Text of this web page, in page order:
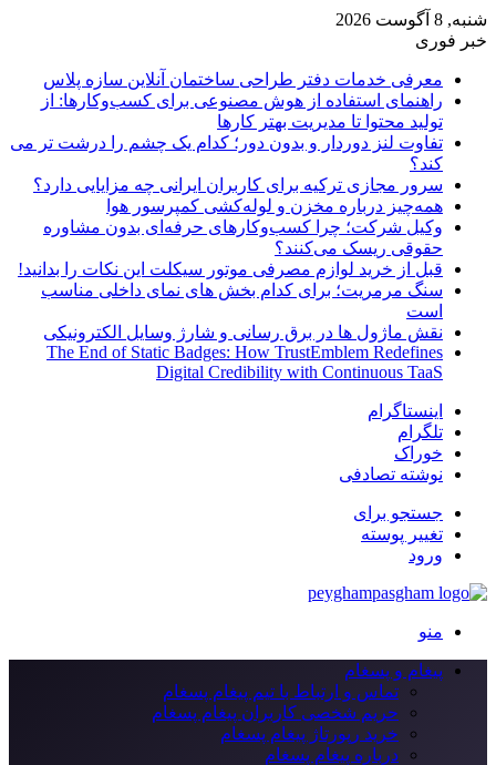
شنبه, 8 آگوست 2026
خبر فوری
معرفی خدمات دفتر طراحی ساختمان آنلاین سازه پلاس
راهنمای استفاده از هوش مصنوعی برای کسب‌وکارها: از
تولید محتوا تا مدیریت بهتر کارها
تفاوت لنز دوردار و بدون دور؛ کدام یک چشم را درشت تر می
کند؟
سرور مجازی ترکیه برای کاربران ایرانی چه مزایایی دارد؟
همه‌چیز درباره مخزن و لوله‌کشی کمپرسور هوا
وکیل شرکت؛ چرا کسب‌وکارهای حرفه‌ای بدون مشاوره
حقوقی ریسک می‌کنند؟
قبل از خرید لوازم مصرفی موتور سیکلت این نکات را بدانید!
سنگ مرمریت؛ برای کدام بخش های نمای داخلی مناسب
است
نقش ماژول ها در برق رسانی و شارژ وسایل الکترونیکی
The End of Static Badges: How TrustEmblem Redefines
Digital Credibility with Continuous TaaS
اینستاگرام
تلگرام
خوراک
نوشته تصادفی
جستجو برای
تغییر پوسته
ورود
منو
پیغام و پسغام
تماس و ارتباط با تیم پیغام پسغام
حریم شخصی کاربران پیغام پسغام
خرید رپورتاژ پیغام پسغام
درباره پیغام پسغام